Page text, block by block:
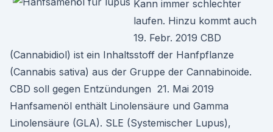
Kann immer schlechter
laufen. Hinzu kommt auch
19. Febr. 2019 CBD
(Cannabidiol) ist ein Inhaltsstoff der Hanfpflanze
(Cannabis sativa) aus der Gruppe der Cannabinoide.
CBD soll gegen Entzündungen 21. Mai 2019
Hanfsamenöl enthält Linolensäure und Gamma
Linolensäure (GLA). SLE (Systemischer Lupus),